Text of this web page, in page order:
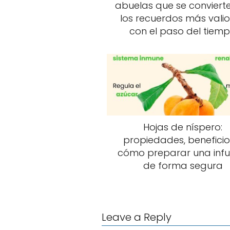
Aunque Scorsese es
Casino, en esta ocasión
elegante, sofisticada y
las obras más refinadas
Una reconstrucción
Uno de los aspectos más
vestuario, la fotografía y
neoyorquina del siglo
rigidez social que
La producción recibió
abuelas que se
los recuerdos más
con el paso del
Hojas de níspero:
propiedades,
cómo preparar una
de forma segura
Leave a Reply